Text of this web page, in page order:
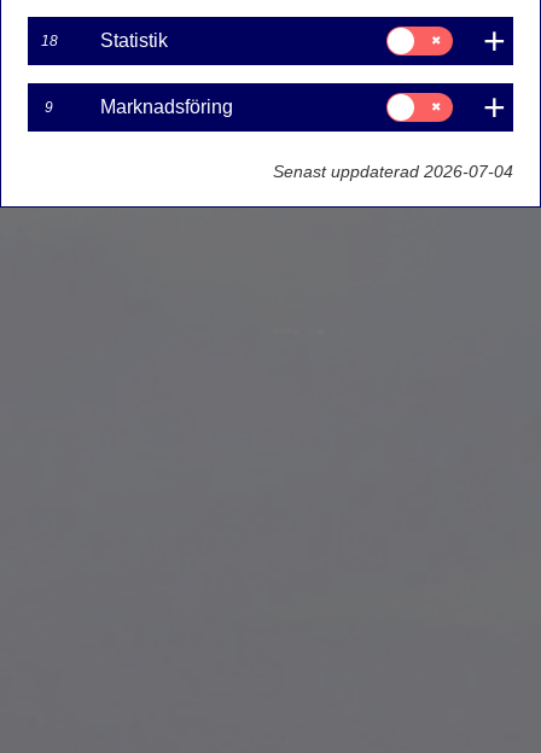
18 Statistik
Samtycke
för:
Statistik
9 Marknadsföring
Samtycke
för:
Marknadsföring
Senast uppdaterad 2026-07-04